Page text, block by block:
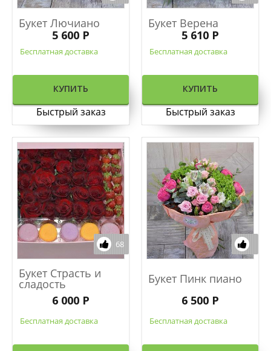
Букет Лючиано
5 600 Р
Бесплатная доставка
КУПИТЬ
Быстрый заказ
Букет Верена
5 610 Р
Бесплатная доставка
КУПИТЬ
Быстрый заказ
68
Букет Страсть и
сладость
6 000 Р
Бесплатная доставка
Букет Пинк пиано
6 500 Р
Бесплатная доставка